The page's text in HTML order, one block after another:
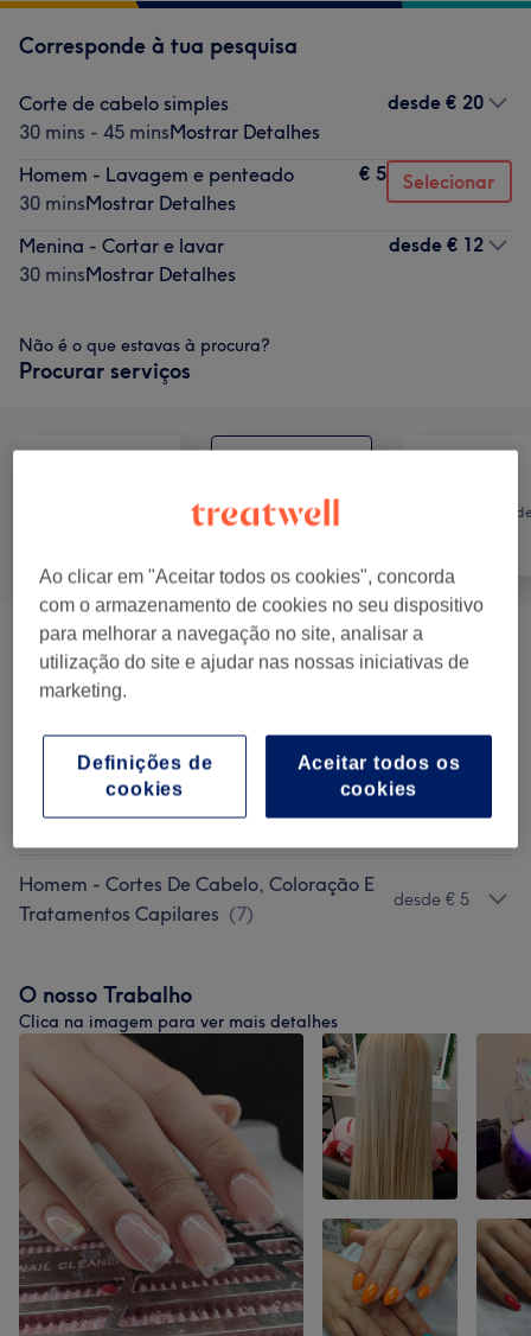
Corresponde à tua pesquisa
Corte de cabelo simples
30 mins - 45 minsMostrar Detalhes
desde € 20
Homem - Lavagem e penteado
30 minsMostrar Detalhes
€ 5 Selecionar
Menina - Cortar e lavar
30 minsMostrar Detalhes
desde € 12
Não é o que estavas à procura?
Procurar serviços
Cabeleireiro e
Salão de
Tratamento
Mulher - Cortes E Penteados (7 ) desde € 12
Coloração E Madeixas desde € 25
Tratamentos Capilares (4
Homem - Cortes De Cabelo, Coloração E
Tratamentos Capilares (7)
desde € 5
O nosso Trabalho
Clica na imagem para ver mais detalhes
Ao clicar em "Aceitar todos os cookies", concorda
com o armazenamento de cookies no seu dispositivo
para melhorar a navegação no site, analisar a
utilização do site e ajudar nas nossas iniciativas de
marketing.
Aceitar todos os
cookies
Definições de
cookies